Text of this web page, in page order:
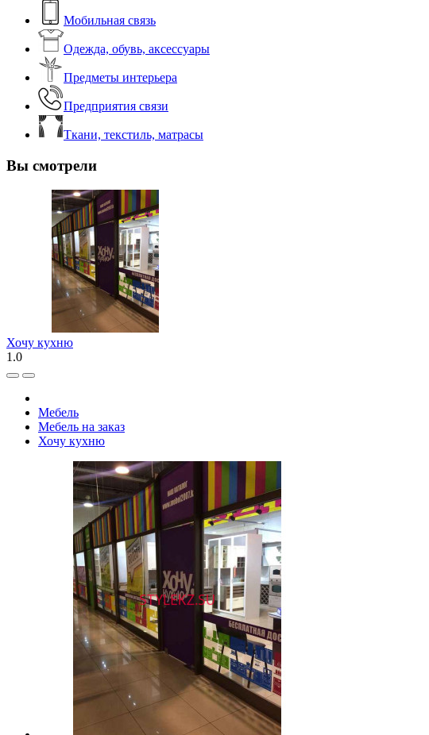
Мобильная связь
Одежда, обувь, аксессуары
Предметы интерьера
Предприятия связи
Ткани, текстиль, матрасы
Вы смотрели
Хочу кухню
1.0
Мебель
Мебель на заказ
Хочу кухню